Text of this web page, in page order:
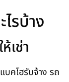
รบ้าง
เช่า
บคโฮรับจ้าง รถ